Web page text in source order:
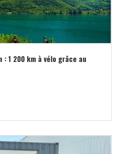
: 1 200 km à vélo grâce au